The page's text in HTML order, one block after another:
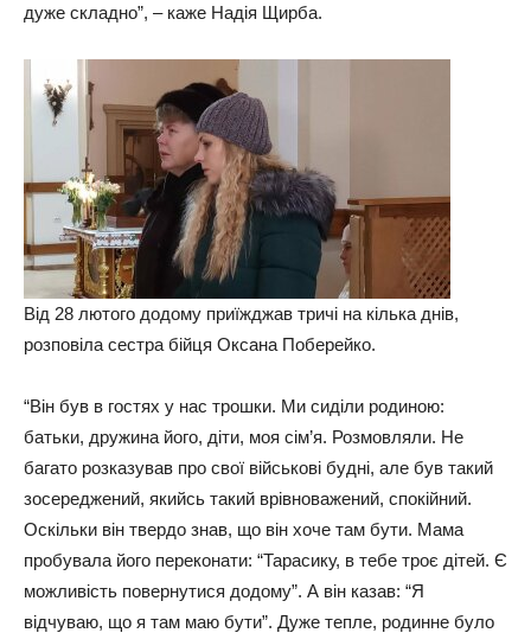
дуже складно”, – каже Надія Щирба.
Від 28 лютого додому приїжджав тричі на кілька днів,
розповіла сестра бійця Оксана Поберейко.
“Він був в гостях у нас трошки. Ми сиділи родиною:
батьки, дружина його, діти, моя сім’я. Розмовляли. Не
багато розказував про свої військові будні, але був такий
зосереджений, якийсь такий врівноважений, спокійний.
Оскільки він твердо знав, що він хоче там бути. Мама
пробувала його переконати: “Тарасику, в тебе троє дітей. Є
можливість повернутися додому”. А він казав: “Я
відчуваю, що я там маю бути”. Дуже тепле, родинне було